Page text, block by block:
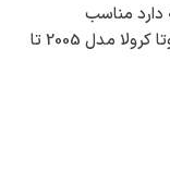
که دارد مناسب
خودروهای سبک مانند ماتیز، رنو پی کی، تویوتا کرولا مدل 2005 تا